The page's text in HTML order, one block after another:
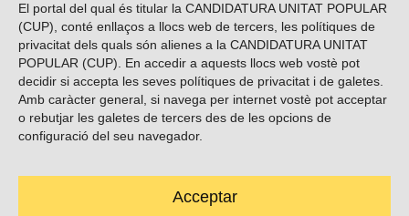
El portal del qual és titular la CANDIDATURA UNITAT POPULAR
(CUP), conté enllaços a llocs web de tercers, les polítiques de
privacitat dels quals són alienes a la CANDIDATURA UNITAT
POPULAR (CUP). En accedir a aquests llocs web vostè pot
decidir si accepta les seves polítiques de privacitat i de galetes.
Amb caràcter general, si navega per internet vostè pot acceptar
o rebutjar les galetes de tercers des de les opcions de
configuració del seu navegador.
Acceptar
ENVIAR
Troba’ns a les xarxes socials
Carrer Casp 180 (baixos), Barcelona.